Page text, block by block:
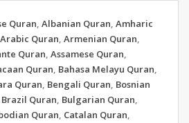
Quran, Albanian Quran, Amharic
Arabic Quran, Armenian Quran,
Quran, Assamese Quran,
Quran, Bahasa Melayu Quran,
Quran, Bengali Quran, Bosnian
Brazil Quran, Bulgarian Quran,
Quran, Catalan Quran,